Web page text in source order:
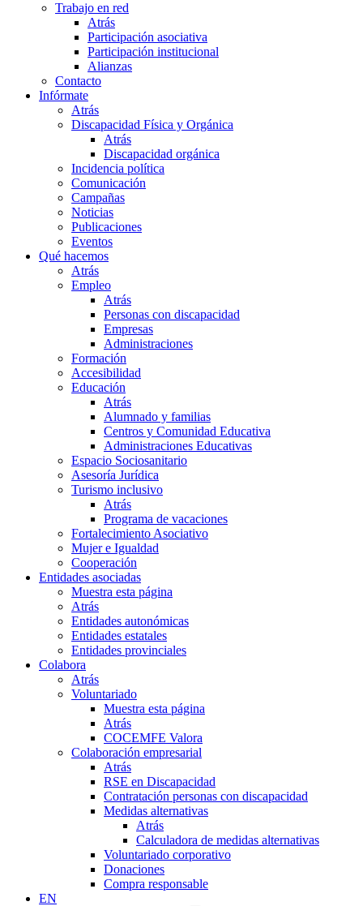
Trabajo en red
Atrás
Participación asociativa
Participación institucional
Alianzas
Contacto
Infórmate
Atrás
Discapacidad Física y Orgánica
Atrás
Discapacidad orgánica
Incidencia política
Comunicación
Campañas
Noticias
Publicaciones
Eventos
Qué hacemos
Atrás
Empleo
Atrás
Personas con discapacidad
Empresas
Administraciones
Formación
Accesibilidad
Educación
Atrás
Alumnado y familias
Centros y Comunidad Educativa
Administraciones Educativas
Espacio Sociosanitario
Asesoría Jurídica
Turismo inclusivo
Atrás
Programa de vacaciones
Fortalecimiento Asociativo
Mujer e Igualdad
Cooperación
Entidades asociadas
Muestra esta página
Atrás
Entidades autonómicas
Entidades estatales
Entidades provinciales
Colabora
Atrás
Voluntariado
Muestra esta página
Atrás
COCEMFE Valora
Colaboración empresarial
Atrás
RSE en Discapacidad
Contratación personas con discapacidad
Medidas alternativas
Atrás
Calculadora de medidas alternativas
Voluntariado corporativo
Donaciones
Compra responsable
EN